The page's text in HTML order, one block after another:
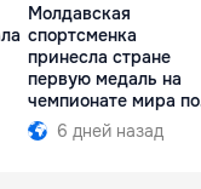
Молдавская
спортсменка
принесла стране
первую медаль на
чемпионате мира по
борьбе6 дней назад